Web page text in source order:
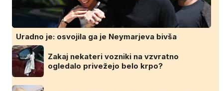
Uradno je: osvojila ga je Neymarjeva bivša
Zakaj nekateri vozniki na vzvratno
ogledalo privežejo belo krpo?